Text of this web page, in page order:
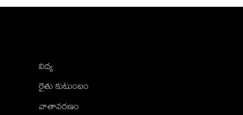
విద్య
రైతు కుటుంబం
వాతావరణం